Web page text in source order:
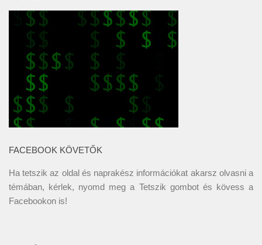
FACEBOOK KÖVETŐK
Ha tetszik az oldal és naprakész információkat akarsz olvasni a
témában, kérlek, nyomd meg a Tetszik gombot és kövess a
Facebookon is!